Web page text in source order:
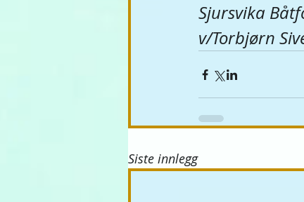
Sjursvika
v/Torbjørn
Siste innlegg